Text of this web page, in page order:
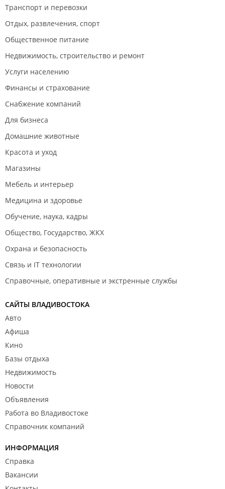
Транспорт и перевозки
Отдых, развлечения, спорт
Общественное питание
Недвижимость, строительство и ремонт
Услуги населению
Финансы и страхование
Снабжение компаний
Для бизнеса
Домашние животные
Красота и уход
Магазины
Мебель и интерьер
Медицина и здоровье
Обучение, наука, кадры
Общество, Государство, ЖКХ
Охрана и безопасность
Связь и IT технологии
Справочные, оперативные и экстренные службы
САЙТЫ ВЛАДИВОСТОКА
Авто
Афиша
Кино
Базы отдыха
Недвижимость
Новости
Объявления
Работа во Владивостоке
Справочник компаний
ИНФОРМАЦИЯ
Справка
Вакансии